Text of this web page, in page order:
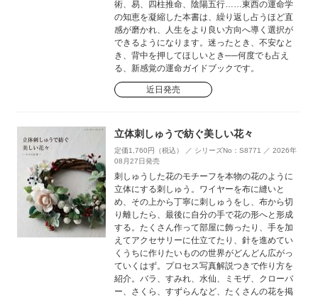
術、易、四柱推命、陰陽五行……東西の運命学
の知恵を凝縮した本書は、繰り返し占うほど直
感が磨かれ、人生をより良い方向へ導く選択が
できるようになります。迷ったとき、不安なと
き、背中を押してほしいとき──何度でも占え
る、新感覚の運命ガイドブックです。
近日発売
立体刺しゅうで紡ぐ美しい花々
定価1,760円（税込） ／ シリーズNo：S8771 ／ 2026年
08月27日発売
刺しゅうした花のモチーフを本物の花のように
立体にする刺しゅう。ワイヤーを布に縫いと
め、その上から丁寧に刺しゅうをし、布から切
り離したら、最後に自分の手で花の形へと形成
する。たくさん作って部屋に飾ったり、手を加
えてアクセサリーに仕立てたり、針を進めてい
くうちに作りたいものの世界がどんどん広がっ
ていくはず。プロセス写真解説つきで作り方を
紹介。バラ、すみれ、水仙、ミモザ、クローバ
ー、さくら、すずらんなど、たくさんの花を掲